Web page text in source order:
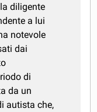
diligente
a lui
notevole
dai
di
da un
autista che,